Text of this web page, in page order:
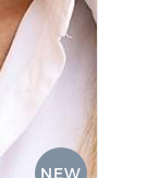
NEW